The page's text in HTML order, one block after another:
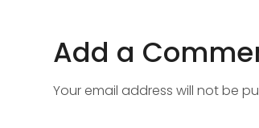
s
d
Add a
Your email address will not be